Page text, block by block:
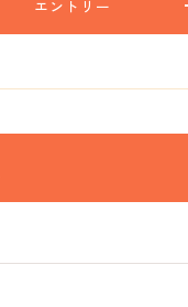
エントリー